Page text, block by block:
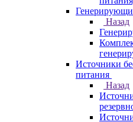
Назад
Источники
питания
Назад